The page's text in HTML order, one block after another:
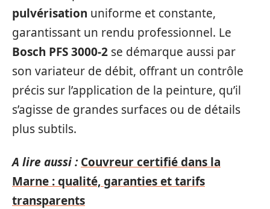
pulvérisation uniforme et constante,
garantissant un rendu professionnel. Le
Bosch PFS 3000-2 se démarque aussi par
son variateur de débit, offrant un contrôle
précis sur l’application de la peinture, qu’il
s’agisse de grandes surfaces ou de détails
plus subtils.
A lire aussi : Couvreur certifié dans la
Marne : qualité, garanties et tarifs
transparents